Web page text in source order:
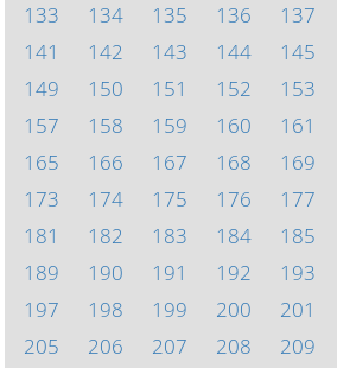
133
134 135 136 137
141
142 143 144 145
149
150 151 152 153
157
158 159 160 161
165
166 167 168 169
173
174 175 176 177
181
182 183 184 185
189
190 191 192 193
197
198 199 200 201
205
206 207 208 209